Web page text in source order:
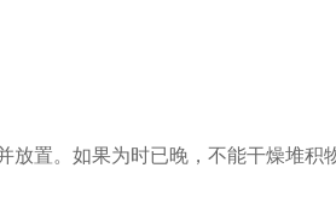
置。如果为时已晚，不能干燥堆积